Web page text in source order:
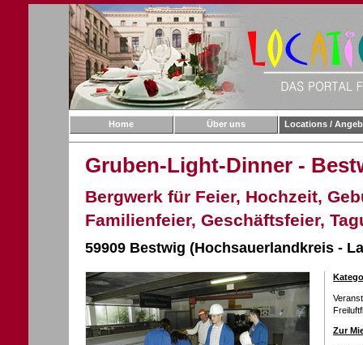
Home Über uns Locations /
Gruben-Light-Dinner -
Bergwerk für Feier, Hochzeit,
Familienfeier, Geschäftsfeier,
59909 Bestwig (Hochsauerlandkreis -
Zur